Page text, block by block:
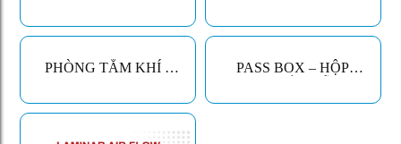
PHÒNG SẠCH
PHÒNG TẮM KHÍ –
PASS BOX – HỘP
PHÒNG SẠCH